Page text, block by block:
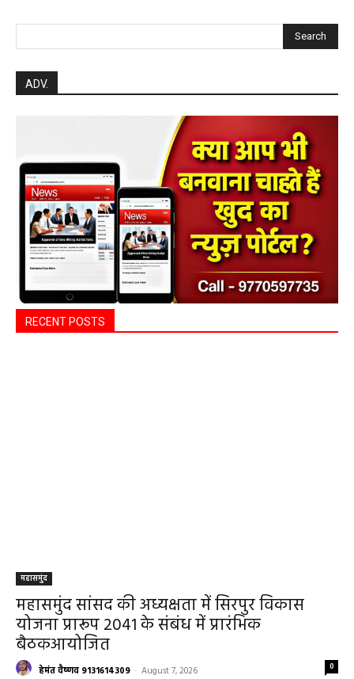
Search
ADV.
RECENT POSTS
महासमुंद
महासमुंद सांसद की अध्यक्षता में सिरपुर विकास
योजना प्रारूप 2041 के संबंध में प्रारंभिक
बैठकआयोजित
हेमंत वैष्णव 9131614309 - August 7, 2026 0